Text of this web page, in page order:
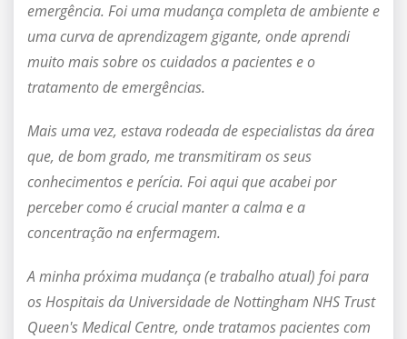
emergência. Foi uma mudança completa de ambiente e
uma curva de aprendizagem gigante, onde aprendi
muito mais sobre os cuidados a pacientes e o
tratamento de emergências.
Mais uma vez, estava rodeada de especialistas da área
que, de bom grado, me transmitiram os seus
conhecimentos e perícia. Foi aqui que acabei por
perceber como é crucial manter a calma e a
concentração na enfermagem.
A minha próxima mudança (e trabalho atual) foi para
os Hospitais da Universidade de Nottingham NHS Trust
Queen's Medical Centre, onde tratamos pacientes com